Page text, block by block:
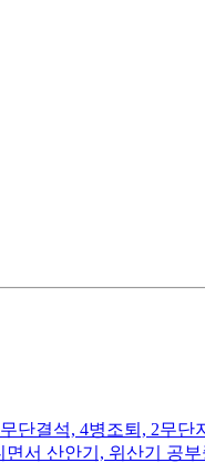
결석, 4병조퇴, 2무단
서 산안기, 위산기 공